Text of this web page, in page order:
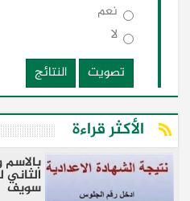
نعم
لا
تصويت
النتائج
الأكثر قراءة
سويف